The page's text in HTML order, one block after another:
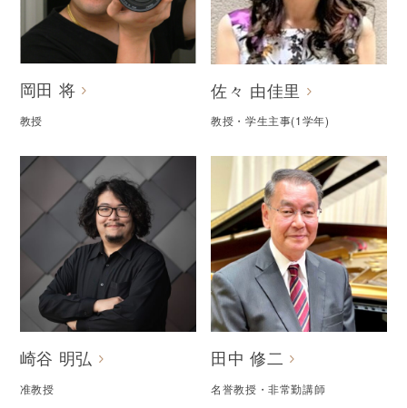
岡田 将
教授
佐々 由佳里
教授・学生主事(1学年)
崎谷 明弘
准教授
田中 修二
名誉教授・非常勤講師